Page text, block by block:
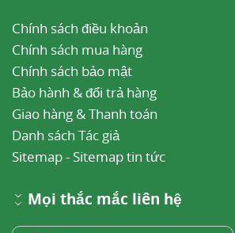
Chính sách điều khoản
Chính sách mua hàng
Chính sách bảo mật
Bảo hành & đổi trả hàng
Giao hàng & Thanh toán
Danh sách Tác giả
Sitemap- Sitemap tin tức
Mọi thắc mắc liên hệ